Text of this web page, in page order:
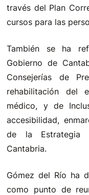
través del Plan
cursos para las
También se ha
Gobierno de
Consejerías de
rehabilitación del
médico, y de
accesibilidad,
de la Estrategia
Cantabria.
Gómez del Río ha
como punto de